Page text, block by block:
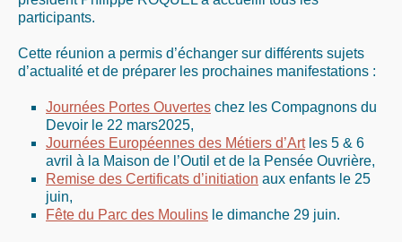
participants.
Cette réunion a permis d’échanger sur différents sujets
d’actualité et de préparer les prochaines manifestations :
Journées Portes Ouvertes chez les Compagnons du
Devoir le 22 mars2025,
Journées Européennes des Métiers d’Artles 5 & 6
avril à la Maison de l’Outil et de la Pensée Ouvrière,
Remise des Certificats d’initiation aux enfants le 25
juin,
Fête du Parc des Moulins le dimanche 29 juin.